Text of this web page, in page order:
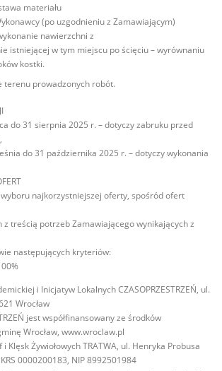
materiału
(po uzgodnieniu z Zamawiającym)
nawierzchni z
istniejącej w tym miejscu po ścięciu – wyrównaniu
kostki.
terenu prowadzonych robót.
do 31 sierpnia 2025 r. – dotyczy zabruku przed
do 31 października 2025 r. – dotyczy wykonania
najkorzystniejszej oferty, spośród ofert
z treścią potrzeb Zamawiającego wynikających z
następujących kryteriów:
i Inicjatyw Lokalnych CZASOPRZESTRZEŃ, ul.
Wrocław
jest współfinansowany ze środków
Wrocław, www.wroclaw.pl
Klęsk Żywiołowych TRATWA, ul. Henryka Probusa
0000200183, NIP 8992501984